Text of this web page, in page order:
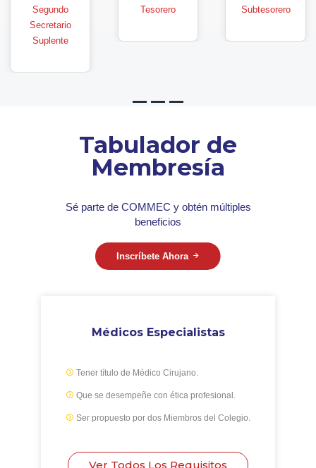
Segundo
Secretario
Suplente
Tesorero Subtesorero
Tabulador de
Membresía
Sé parte de COMMEC y obtén múltiples
beneficios
Inscríbete Ahora
Médicos Especialistas
Tener título de Médico Cirujano.
Que se desempeñe con ética profesional.
Ser propuesto por dos Miembros del Colegio.
Ver Todos Los Requisitos